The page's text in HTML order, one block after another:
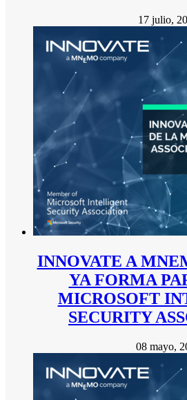
17 julio,
INNOVATE A
YA FORMA
MICROSOFT
SECURITY
08 mayo,